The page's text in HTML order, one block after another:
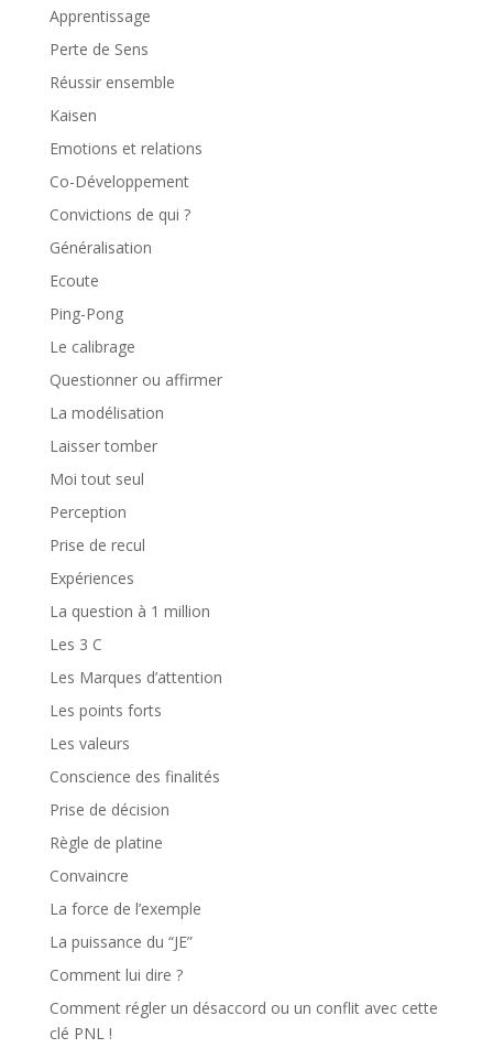
Apprentissage
Perte de Sens
Réussir ensemble
Kaisen
Emotions et relations
Co-Développement
Convictions de qui ?
Généralisation
Ecoute
Ping-Pong
Le calibrage
Questionner ou affirmer
La modélisation
Laisser tomber
Moi tout seul
Perception
Prise de recul
Expériences
La question à 1 million
Les 3 C
Les Marques d’attention
Les points forts
Les valeurs
Conscience des finalités
Prise de décision
Règle de platine
Convaincre
La force de l’exemple
La puissance du “JE”
Comment lui dire ?
Comment régler un désaccord ou un conflit avec cette
clé PNL !